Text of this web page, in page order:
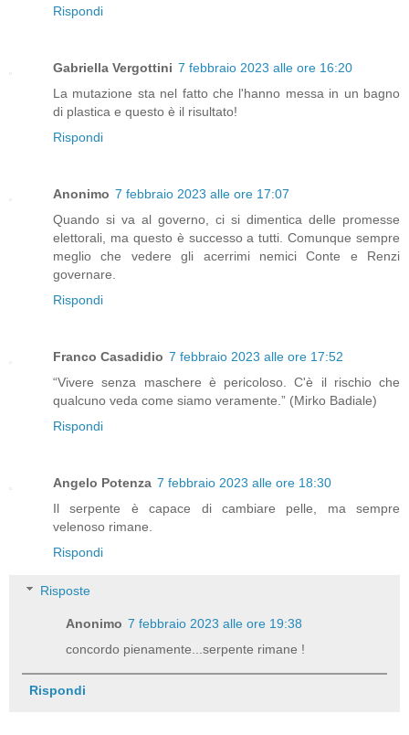
Rispondi
Gabriella Vergottini 7 febbraio 2023 alle ore 16:20
La mutazione sta nel fatto che l'hanno messa in un bagno
di plastica e questo è il risultato!
Rispondi
Anonimo 7 febbraio 2023 alle ore 17:07
Quando si va al governo, ci si dimentica delle promesse
elettorali, ma questo è successo a tutti. Comunque sempre
meglio che vedere gli acerrimi nemici Conte e Renzi
governare.
Rispondi
Franco Casadidio 7 febbraio 2023 alle ore 17:52
“Vivere senza maschere è pericoloso. C'è il rischio che
qualcuno veda come siamo veramente.” (Mirko Badiale)
Rispondi
Angelo Potenza 7 febbraio 2023 alle ore 18:30
Il serpente è capace di cambiare pelle, ma sempre
velenoso rimane.
Rispondi
Risposte
Anonimo 7 febbraio 2023 alle ore 19:38
concordo pienamente...serpente rimane !
Rispondi